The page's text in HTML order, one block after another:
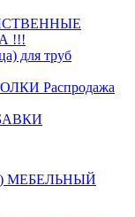
!!!
для труб
Распродажа
МЕБЕЛЬНЫЙ